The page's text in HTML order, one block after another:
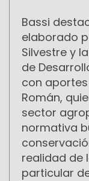
Bassi
elaborado
Silvestre y
de
con
Román,
sector
normativa
realidad de
particular